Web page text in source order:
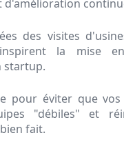
d'amélioration
des visites
la mise
startup.
pour éviter que vos
"débiles" et
fait.